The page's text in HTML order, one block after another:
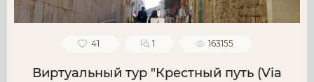
41 1 163155
Виртуальный тур "Крестный путь (Via